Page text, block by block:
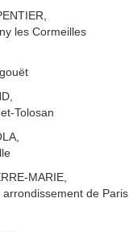
les Cormeilles
Tolosan
MARIE,
de Paris